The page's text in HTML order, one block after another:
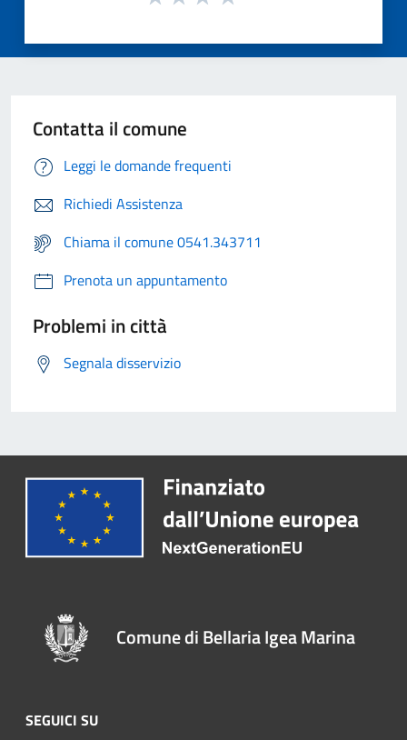
Contatta il comune
Leggi le domande frequenti
Richiedi Assistenza
Chiama il comune 0541.343711
Prenota un appuntamento
Problemi in città
Segnala disservizio
Comune di Bellaria Igea Marina
SEGUICI SU